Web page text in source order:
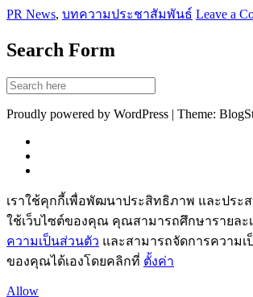
PR News, บทความประชาสัมพันธ์ Leave a
Search Form
Proudly powered by WordPress | Theme:
เราใช้คุกกี้เพื่อพัฒนาประสิทธิภาพ และประ
ใช้เว็บไซต์ของคุณ คุณสามารถศึกษารายละ
ความเป็นส่วนตัว และสามารถจัดการความเ
ของคุณได้เองโดยคลิกที่ ตั้งค่า
Allow